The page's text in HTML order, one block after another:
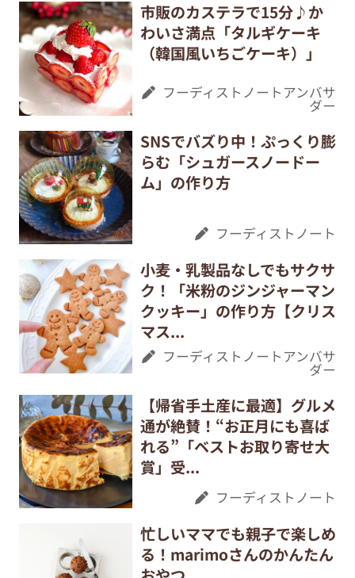
市販のカステラで15分♪か
わいさ満点「タルギケーキ
（韓国風いちごケーキ）」
フーディストノートアンバサ
ダー
SNSでバズり中！ぷっくり膨
らむ「シュガースノードー
ム」の作り方
フーディストノート
小麦・乳製品なしでもサクサ
ク！「米粉のジンジャーマン
クッキー」の作り方【クリス
マス...
フーディストノートアンバサ
ダー
【帰省手土産に最適】グルメ
通が絶賛！“お正月にも喜ば
れる”「ベストお取り寄せ大
賞」受...
フーディストノート
忙しいママでも親子で楽しめ
る！marimoさんのかんたん